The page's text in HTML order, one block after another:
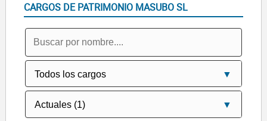
CARGOS DE PATRIMONIO MASUBO SL